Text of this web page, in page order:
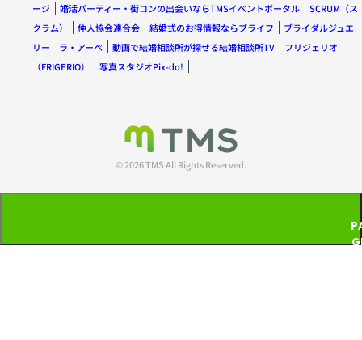
ージ
婚活パーティー・街コンの出会いならTMSイベントポータル
SCRUM（ス
クラム）
仲人協会連合会 結婚式のお得情報ならブライフ
ブライダルジュエ
リー ラ・アーペ
動画で結婚相談所が探せる結婚相談所TV
フリジェリオ
（FRIGERIO）
写真スタジオPix-do!
© 2026 TMS All Rights Reserved.